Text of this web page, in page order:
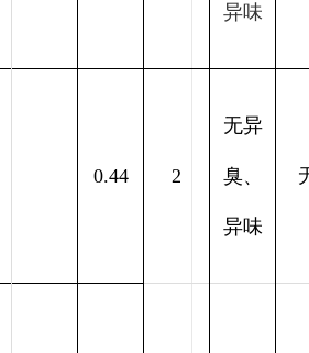
异味
0.44 2
无异
臭、
异味